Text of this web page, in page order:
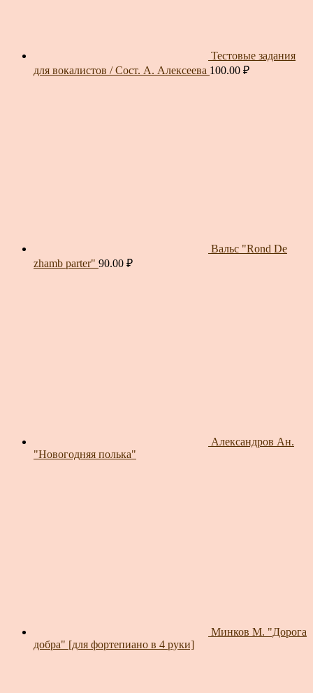
Тестовые задания
для вокалистов / Сост. А. Алексеева 100.00 ₽
Вальс "Rond De
zhamb parter" 90.00 ₽
Александров Ан.
"Новогодняя полька"
Минков М. "Дорога
добра" [для фортепиано в 4 руки]